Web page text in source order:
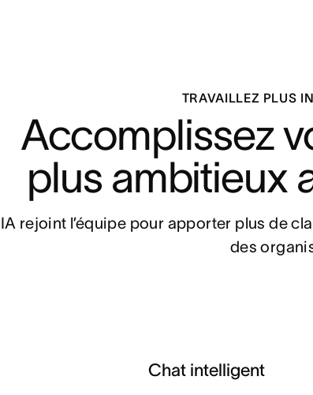
TRAVAILLEZ PLUS
Accomplissez
plus ambitieux
rejoint l’équipe pour apporter plus de
des
Chat intelligent